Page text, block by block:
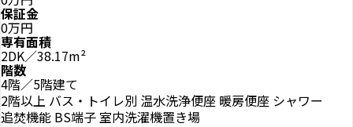
保証金
0万円
専有面積
2DK／38.17m²
階数
4階／5階建て
2階以上 バス・トイレ別 温水洗浄便座 暖房便座 シャワー
追焚機能 BS端子 室内洗濯機置き場